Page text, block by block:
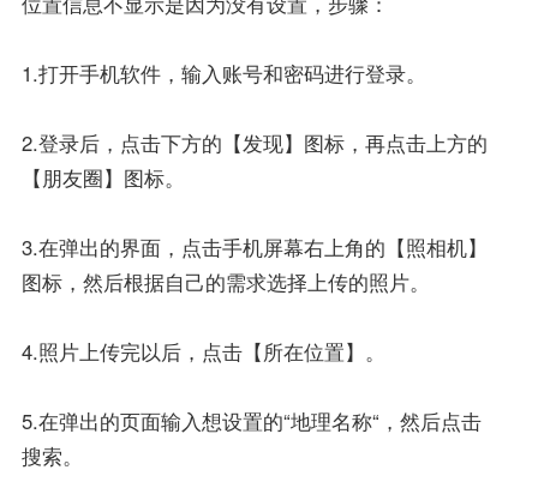
1.打开手机软件，输入账号和密码进行登录。
2.登录后，点击下方的【发现】图标，再点击上方的
【朋友圈】图标。
3.在弹出的界面，点击手机屏幕右上角的【照相机】
图标，然后根据自己的需求选择上传的照片。
4.照片上传完以后，点击【所在位置】。
5.在弹出的页面输入想设置的“地理名称“，然后点击
搜索。